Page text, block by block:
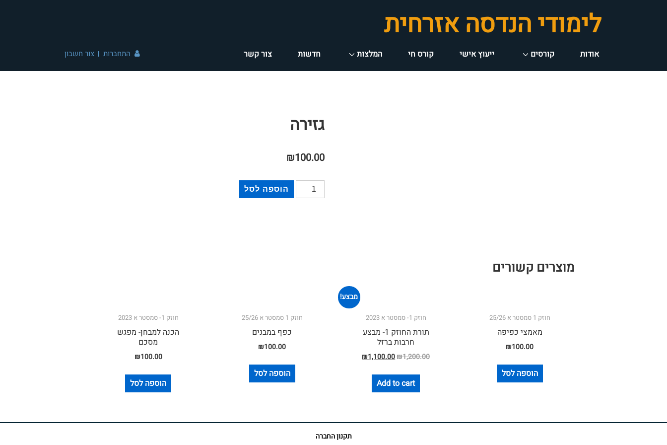
לימודי הנדסה אזרחית
ניווט
ראשי
אודות קורסים ייעוץ אישי קורס חי המלצות חדשות צור קשר התחברות צור חשבון
גזירה
₪100.00
כמות
של
הוספה לסל
מוצרים קשורים
חוזק 1 סמסטר א 25/26
מאמצי כפיפה
₪100.00
הוספה לסל
מבצע!
חוזק 1- סמסטר א 2023
תורת החוזק 1- מבצע
חרבות ברזל
₪1,200.00
₪1,100.00
Add to cart
חוזק 1 סמסטר א 25/26
כפף במבנים
₪100.00
הוספה לסל
חוזק 1- סמסטר א 2023
הכנה למבחן- מפגש
מסכם
₪100.00
הוספה לסל
תקנון החברה